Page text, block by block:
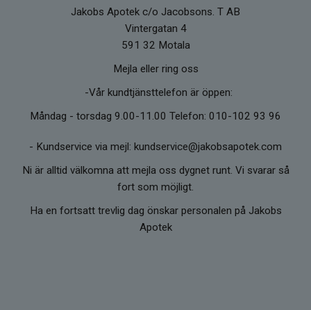
Jakobs Apotek c/o Jacobsons. T AB
Vintergatan 4
591 32 Motala
Mejla eller ring oss
-Vår kundtjänsttelefon är öppen:
Måndag - torsdag 9.00-11.00 Telefon: 010-102 93 96
- Kundservice via mejl: kundservice@jakobsapotek.com
Ni är alltid välkomna att mejla oss dygnet runt. Vi svarar så
fort som möjligt.
Ha en fortsatt trevlig dag önskar personalen på Jakobs
Apotek